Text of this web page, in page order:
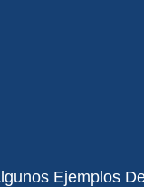
Ejemplos